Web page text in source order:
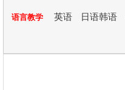
语言教学 英语 日语韩语